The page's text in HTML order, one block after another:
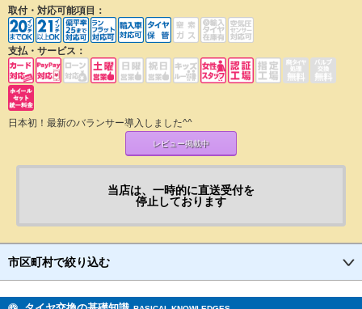
取付・対応可能項目：
支払・サービス：
日本初！最新のバランサー導入しました^^
レビュー掲載中
当店は、一時的に直送受付を
停止しております
市区町村で絞り込む